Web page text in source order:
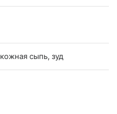
кожная сыпь, зуд